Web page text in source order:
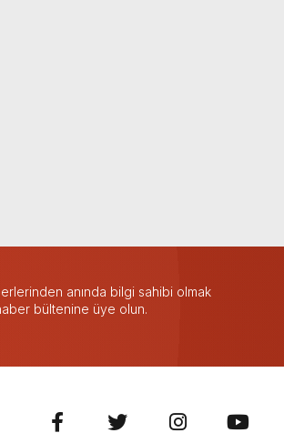
anında bilgi sahibi olmak
bültenine üye olun.